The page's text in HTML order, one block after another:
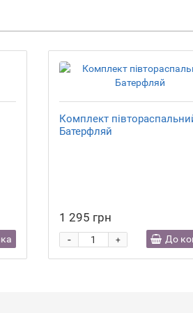
Комплект
Батерфляй
1 295 грн
+
- До